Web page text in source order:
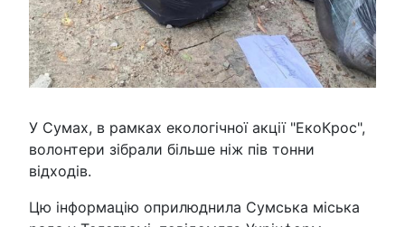
У Сумах, в рамках екологічної акції "ЕкоКрос",
волонтери зібрали більше ніж пів тонни
відходів.
Цю інформацію оприлюднила Сумська міська